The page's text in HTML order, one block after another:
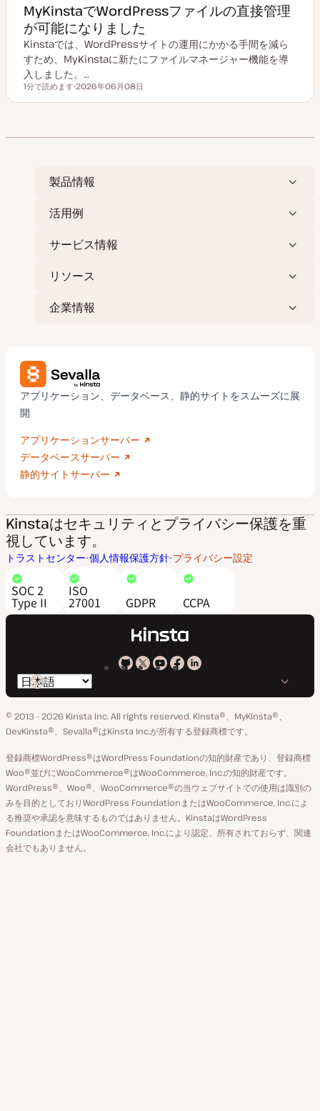
MyKinstaでWordPressファイルの直接管理
が可能になりました
Kinstaでは、WordPressサイトの運用にかかる手間を減ら
すため、MyKinstaに新たにファイルマネージャー機能を導
入しました。…
読むのにかかる時間
1分で読めます
新
2026年06月08日
製品情報
活用例
サービス情報
リソース
企業情報
アプリケーション、データベース、静的サイトをスムーズに展
開
アプリケーションサーバー
データベースサーバー
静的サイトサーバー
Kinstaはセキュリティとプライバシー保護を重
視しています。
トラストセンター 個人情報保護方針 プライバシー設定
SOC 2
Type II
ISO
27001 GDPR CCPA
Kinsta
GitHub
Kinsta
X
ア
カ
ウ
ン
ト
Kinsta
YouTube
Kinsta
Facebook
Kinsta
LinkedIn
ペ
ー
ジ
言
語
の
り
替
え
© 2013 - 2026 Kinsta Inc. All rights reserved. Kinsta®、MyKinsta®、
DevKinsta®、Sevalla®はKinsta Inc.が所有する登録商標です。
登録商標WordPress®はWordPress Foundationの知的財産であり、登録商標
Woo®並びにWooCommerce®はWooCommerce, Inc.の知的財産です。
WordPress®、Woo®、WooCommerce®の当ウェブサイトでの使用は識別の
みを目的としておりWordPress FoundationまたはWooCommerce, Inc.によ
る推奨や承認を意味するものではありません。KinstaはWordPress
FoundationまたはWooCommerce, Inc.により認定、所有されておらず、関連
会社でもありません。